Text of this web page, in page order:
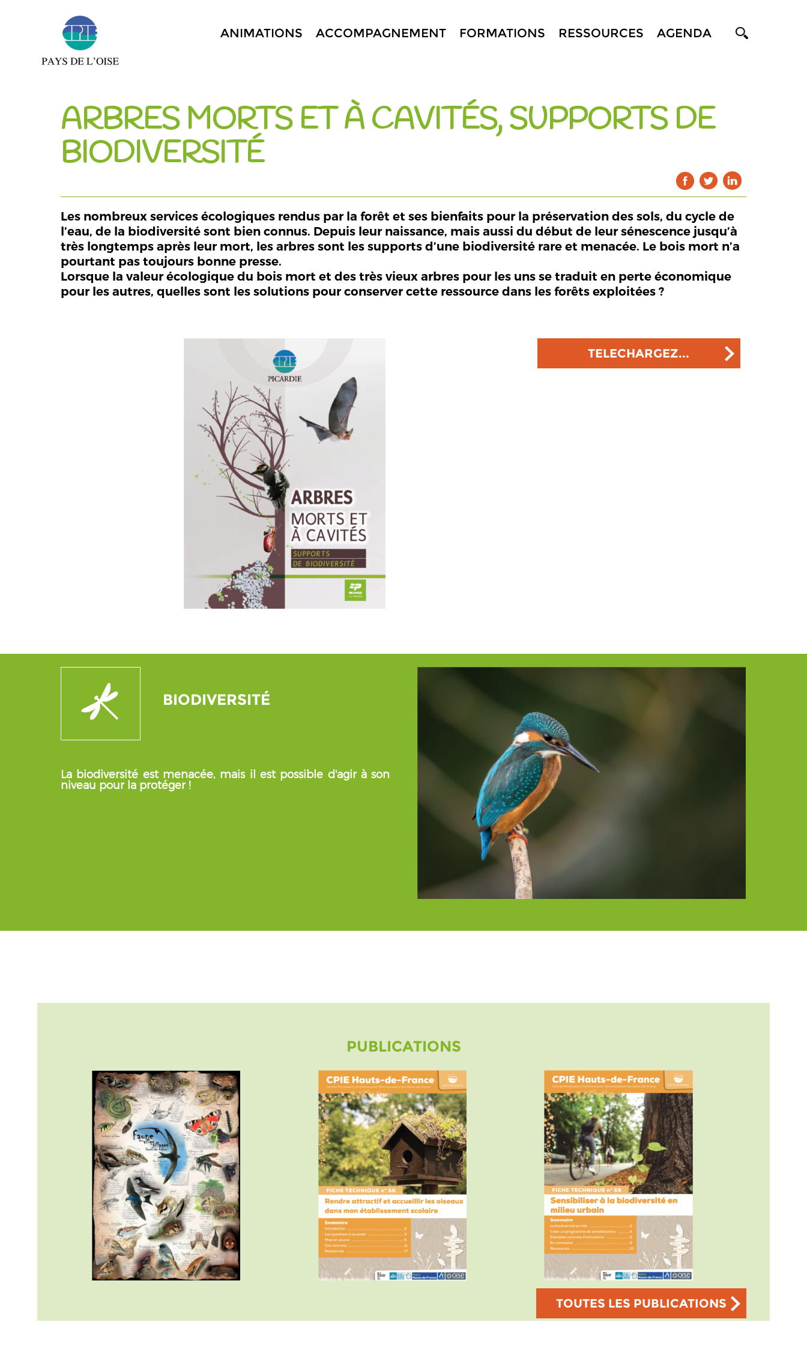
ANIMATIONS ACCOMPAGNEMENT FORMATIONS RESSOURCES AGENDA
ARBRES MORTS ET À CAVITÉS, SUPPORTS DE
BIODIVERSITÉ
Les nombreux services écologiques rendus par la forêt et ses bienfaits pour la préservation des sols, du cycle de
l’eau, de la biodiversité sont bien connus. Depuis leur naissance, mais aussi du début de leur sénescence jusqu’à
très longtemps après leur mort, les arbres sont les supports d’une biodiversité rare et menacée. Le bois mort n’a
pourtant pas toujours bonne presse.
Lorsque la valeur écologique du bois mort et des très vieux arbres pour les uns se traduit en perte économique
pour les autres, quelles sont les solutions pour conserver cette ressource dans les forêts exploitées ?
TELECHARGEZ...
BIODIVERSITÉ
La biodiversité est menacée, mais il est possible d'agir à son
niveau pour la protéger !
PUBLICATIONS
TOUTES LES PUBLICATIONS